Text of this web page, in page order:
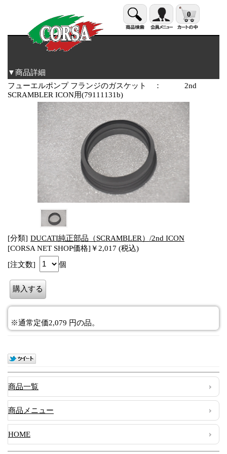
0
▼商品詳細
フューエルポンプ フランジのガスケット ： 2nd
SCRAMBLER ICON用(79111131b)
[分類] DUCATI純正部品（SCRAMBLER）/2nd ICON
[CORSA NET SHOP価格]￥2,017 (税込)
[注文数]
個
※通常定価2,079 円の品。
商品一覧
商品メニュー
HOME